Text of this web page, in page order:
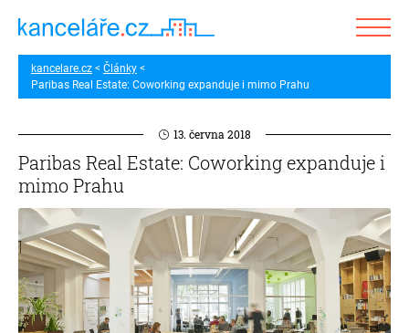
kancelare.cz
Články
Paribas Real Estate: Coworking expanduje i mimo Prahu
13. června 2018
Paribas Real Estate: Coworking expanduje i
mimo Prahu